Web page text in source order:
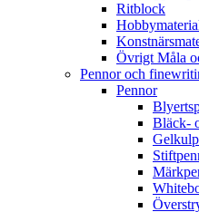
Ritblock
Övrigt Måla
Pennor och
Pennor
Bläck-